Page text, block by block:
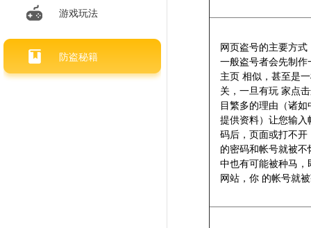
游戏玩法
防盗秘籍
网页盗号的主要方式
一般盗号者会先制
主页 相似，甚至是
关，一旦有玩 家点
目繁多的理由（诸
提供资料）让您输
码后，页面或打不
的密码和帐号就被
中也有可能被种马
网站，你 的帐号就